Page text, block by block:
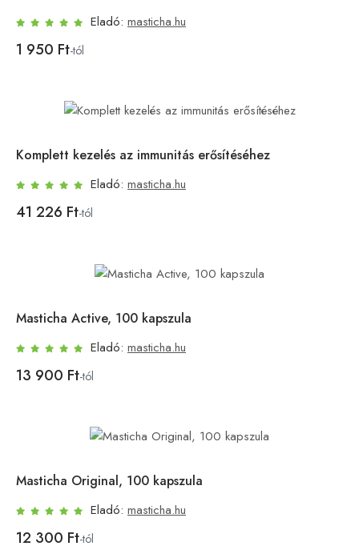
Eladó: masticha.hu
1 950 Ft-tól
Komplett kezelés az immunitás erősítéséhez
Eladó: masticha.hu
41 226 Ft-tól
Masticha Active, 100 kapszula
Eladó: masticha.hu
13 900 Ft-tól
Masticha Original, 100 kapszula
Eladó: masticha.hu
12 300 Ft-tól